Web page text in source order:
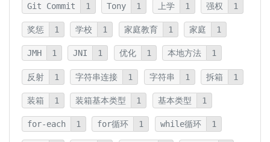
Git Commit 1 Tony 1 上学 1 强权 1
奖惩 1 学校 1 家庭教育 1 家庭 1
JMH 1 JNI 1 优化 1 本地方法 1
反射 1 字符串连接 1 字符串 1 拆箱 1
装箱 1 装箱基本类型 1 基本类型 1
for-each 1 for循环 1 while循环 1